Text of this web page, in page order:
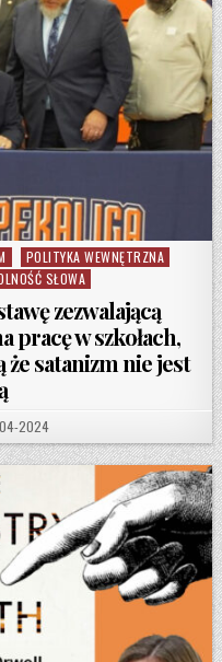
POLITYKA WEWNĘTRZNA
SŁOWA
zezwalającą
w szkołach,
satanizm nie jest
DATE:
2024